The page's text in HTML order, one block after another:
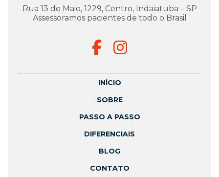
Rua 13 de Maio, 1229, Centro, Indaiatuba – SP
Assessoramos pacientes de todo o Brasil
INÍCIO
SOBRE
PASSO A PASSO
DIFERENCIAIS
BLOG
CONTATO